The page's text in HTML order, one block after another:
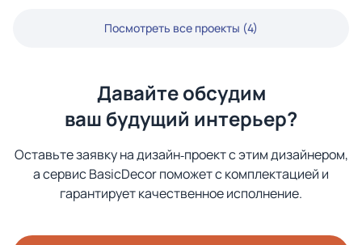
Посмотреть все проекты (4)
Давайте обсудим
ваш будущий интерьер?
Оставьте заявку на дизайн‑проект с этим дизайнером,
а сервис BasicDecor поможет с комплектацией и
гарантирует качественное исполнение.